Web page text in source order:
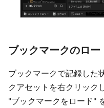
ブックマークのロー
ブックマークで記録した
クアセットを右クリック
"ブックマークをロード"